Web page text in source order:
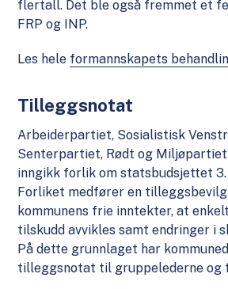
flertall. Det ble også fremmet et
FRP og INP.
Les hele formannskapets
Tilleggsnotat
Arbeiderpartiet, Sosialistisk
Senterpartiet, Rødt og Miljøpartiet
inngikk forlik om statsbudsjettet 3.
Forliket medfører en
kommunens frie inntekter, at
tilskudd avvikles samt endringer i
På dette grunnlaget har
tilleggsnotat til gruppelederne og